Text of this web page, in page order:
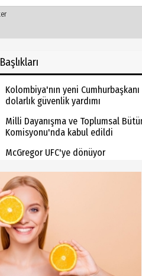
Başlıkları
Kolombiya'nın yeni
dolarlık güvenlik yardımı
Milli Dayanışma ve Toplumsal
Komisyonu'nda kabul edildi
McGregor UFC'ye dönüyor